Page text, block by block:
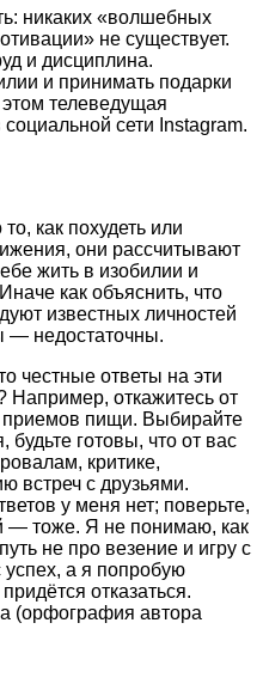
никаких «волшебных
не существует.
и дисциплина.
и принимать подарки
телеведущая
сети Instagram.
как похудеть или
они рассчитывают
жить в изобилии и
как объяснить, что
известных личностей
— недостаточны.
честные ответы на эти
Например, откажитесь от
приемов пищи. Выбирайте
будьте готовы, что от вас
критике,
встреч с друзьями.
у меня нет; поверьте,
— тоже. Я не понимаю, как
не про везение и игру с
а я попробую
отказаться.
(орфография автора